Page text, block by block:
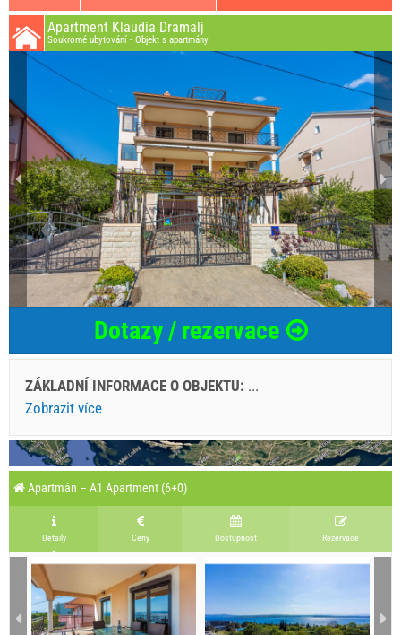
Apartment Klaudia Dramalj
Soukromé ubytování - Objekt s apartmány
Dotazy / rezervace
ZÁKLADNÍ INFORMACE O OBJEKTU: ...
Zobrazit více
Apartmán – A1 Apartment (6+0)
Detaily Ceny Dostupnost Rezervace